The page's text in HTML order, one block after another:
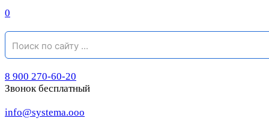
0
8 900 270-60-20
Звонок бесплатный
info@systema.ooo